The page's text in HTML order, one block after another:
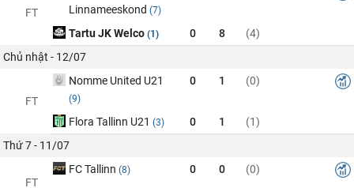
FT
Linnameeskond (7)
Tartu JK Welco (1) 0 8
(4)
Chủ nhật - 12/07
FT
Nomme United U21
(9)
0 1 (0)
Flora Tallinn U21 (3) 0 1
(1)
Thứ 7 - 11/07
FT
FC Tallinn (8) 0 0 (0)